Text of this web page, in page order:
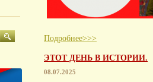
Подробнее>>>
ЭТОТ ДЕНЬ В ИСТОРИИ.
08.07.2025